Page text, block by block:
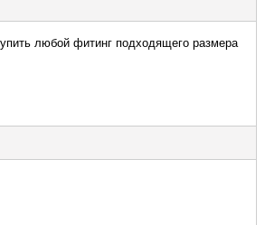
любой фитинг подходящего размера